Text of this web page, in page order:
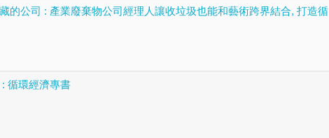
的公司 : 產業廢棄物公司經理人讓收垃圾也能和藝術跨界結合, 打造循
循環經濟專書